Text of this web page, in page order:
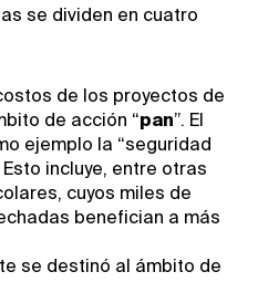
se dividen en cuatro
de los proyectos de
de acción “pan”. El
ejemplo la “seguridad
incluye, entre otras
cuyos miles de
benefician a más
se destinó al ámbito de